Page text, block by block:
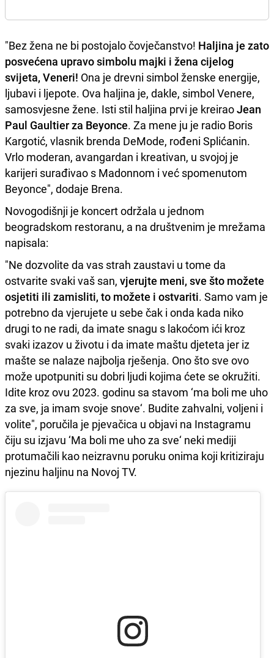
"Bez žena ne bi postojalo čovječanstvo! Haljina je zato
posvećena upravo simbolu majki i žena cijelog
svijeta, Veneri! Ona je drevni simbol ženske energije,
ljubavi i ljepote. Ova haljina je, dakle, simbol Venere,
samosvjesne žene. Isti stil haljina prvi je kreiraoJean
Paul Gaultier za Beyonce. Za mene ju je radio Boris
Kargotić, vlasnik brenda DeMode, rođeni Splićanin.
Vrlo moderan, avangardan i kreativan, u svojoj je
karijeri surađivao s Madonnom i već spomenutom
Beyonce", dodaje Brena.
Novogodišnji je koncert održala u jednom
beogradskom restoranu, a na društvenim je mrežama
napisala:
"Ne dozvolite da vas strah zaustavi u tome da
ostvarite svaki vaš san, vjerujte meni, sve što možete
osjetiti ili zamisliti, to možete i ostvariti. Samo vam je
potrebno da vjerujete u sebe čak i onda kada niko
drugi to ne radi, da imate snagu s lakoćom ići kroz
svaki izazov u životu i da imate maštu djeteta jer iz
mašte se nalaze najbolja rješenja. Ono što sve ovo
može upotpuniti su dobri ljudi kojima ćete se okružiti.
Idite kroz ovu 2023. godinu sa stavom ‘ma boli me uho
za sve, ja imam svoje snove‘. Budite zahvalni, voljeni i
volite", poručila je pjevačica u objavi na Instagramu
čiju su izjavu ‘Ma boli me uho za sve‘ neki mediji
protumačili kao neizravnu poruku onima koji kritiziraju
njezinu haljinu na Novoj TV.